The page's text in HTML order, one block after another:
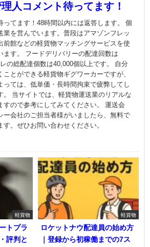
人コメント待ってます！
ってます！48時間以内には返答します。 個
業を営んでいます。普段はアマゾンフレッ
前館などの軽貨物マッチングサービスを使
ます。 フードデリバリーの配達回数は
の総配達個数は40,000個以上です。 自分
とができる軽貨物ギグワーカーですが、
っては、低単価・長時間拘束で疲弊してし
。 当サイトでは、軽貨物運送業のリアルな
すので参考にしてみてください。 運送会
ー会社のご担当者様がいましたら、無料で
す。ぜひお問い合わせください。
軽貨物
トプラ
評判と
軽貨物
ロケットナウ配達員の始め方
｜登録から初稼働までの7ス